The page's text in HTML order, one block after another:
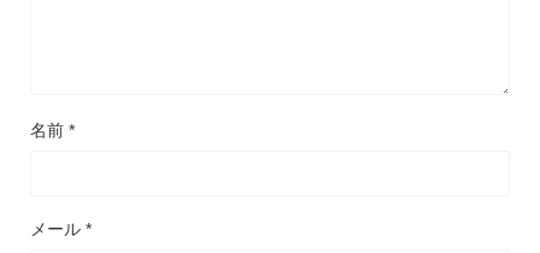
名前 *
メール *